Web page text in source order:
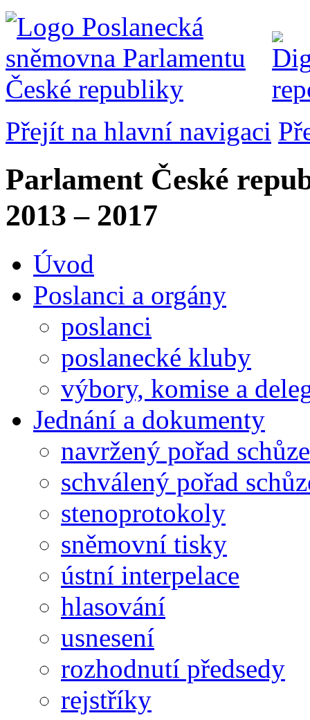
Přejít na hlavní navigaci
Parlament České
2013 – 2017
Úvod
Poslanci a orgány
poslanci
poslanecké kluby
výbory, komise a
Jednání a dokumenty
navržený pořad schůze
schválený pořad
stenoprotokoly
sněmovní tisky
ústní interpelace
hlasování
usnesení
rozhodnutí předsedy
rejstříky